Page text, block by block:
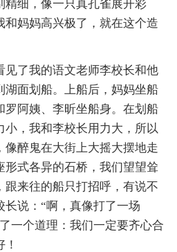
精细，像一只真孔雀展开彩
和妈妈高兴极了，就在这个造
见了我的语文老师李校长和他
湖面划船。上船后，妈妈坐船
罗阿姨、李昕坐船身。在划船
小，我和李校长用力大，所以
像醉鬼在大街上大摇大摆地走
形式各异的石桥，我们望望耸
跟来往的船只打招呼，有说不
说：“啊，真像打了一场
一个道理：我们一定要齐心合